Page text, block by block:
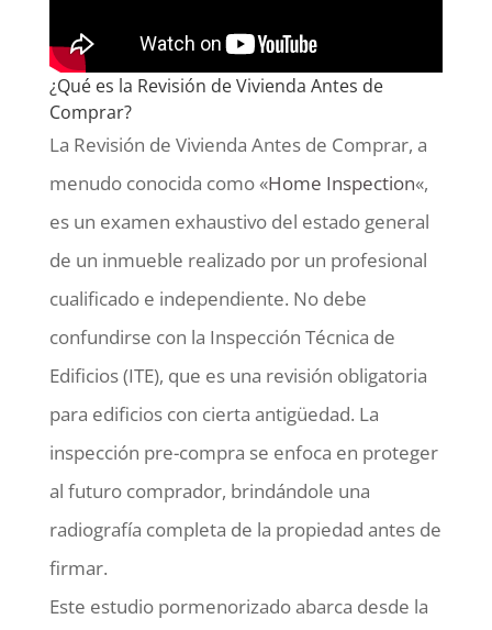
¿Qué es la Revisión de Vivienda Antes de
Comprar?
La Revisión de Vivienda Antes de Comprar, a
menudo conocida como «Home Inspection«,
es un examen exhaustivo del estado general
de un inmueble realizado por un profesional
cualificado e independiente. No debe
confundirse con la Inspección Técnica de
Edificios (ITE), que es una revisión obligatoria
para edificios con cierta antigüedad. La
inspección pre-compra se enfoca en proteger
al futuro comprador, brindándole una
radiografía completa de la propiedad antes de
firmar.
Este estudio pormenorizado abarca desde la